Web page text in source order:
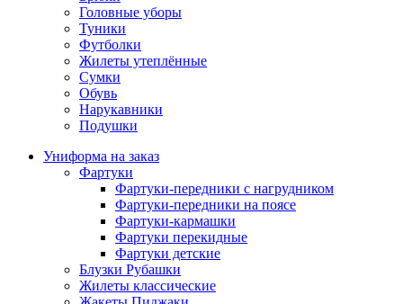
Головные уборы
Туники
Футболки
Жилеты утеплённые
Сумки
Обувь
Нарукавники
Подушки
Униформа на заказ
Фартуки
Фартуки-передники с нагрудником
Фартуки-передники на поясе
Фартуки-кармашки
Фартуки перекидные
Фартуки детские
Блузки Рубашки
Жилеты классические